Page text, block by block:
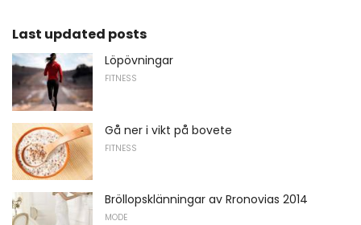
Last updated posts
Löpövningar
FITNESS
Gå ner i vikt på bovete
FITNESS
Bröllopsklänningar av Rronovias 2014
MODE